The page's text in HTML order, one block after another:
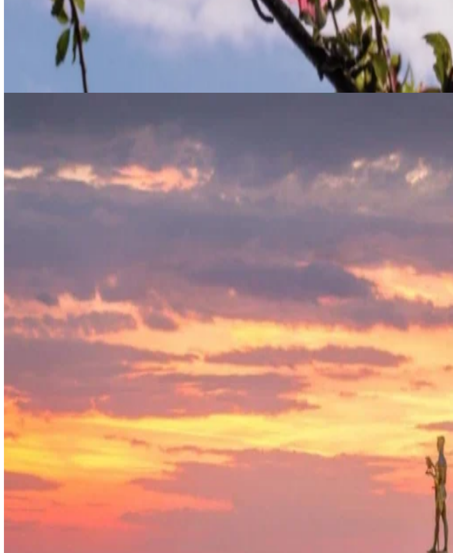
Der Frühling verlangt nach leichten, erfrischenden Aromen, und wir haben mit Leidenschaft eine Cocktailkarte zusammengestellt, die die
zu Kräuteraufgüssen und blumigen Garnierungen ist jeder Schluck so konzipiert, dass er die heitere Atmosphäre von The Courtyard - unserer
Eine neue kulinarische Reise
Der April bringt nicht nur blühende Blumen, sondern auch die Einführung unserer brandneuen Speisekarte im The Dining Room. Seien Sie
erleben, die die Eleganz und Lebendigkeit des Frühlings widerspiegeln.
In dieser Saison ist das The Bristol Belgrade mehr als nur ein Ort zum Übernachten - es ist ein Fest des Frühlings, eine Einladung, sich der
Ihr Frühlingserlebnis mit uns und lassen Sie die blühende Jahreszeit auf die bezauberndste Weise aufblühen.
Ich stimme zu, gelegentlich E-Mails mit Neuigkeiten und Angeboten zu erhalten.
Durch die Registrierung stimmst du zu, die Datenschutzerklärung Nutzungsbedingungen einzuhalten.
Übernachten & Erleben